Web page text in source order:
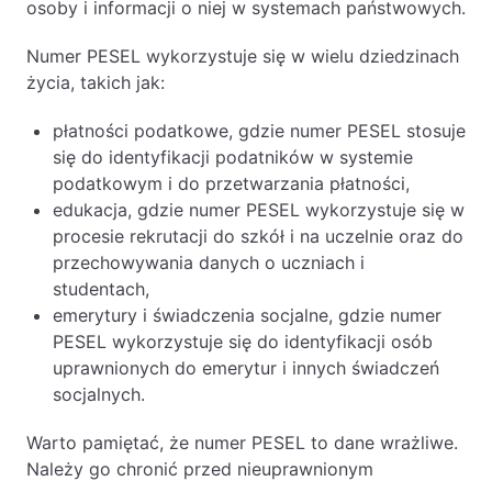
osoby i informacji o niej w systemach państwowych.
Numer PESEL wykorzystuje się w wielu dziedzinach
życia, takich jak:
płatności podatkowe, gdzie numer PESEL stosuje
się do identyfikacji podatników w systemie
podatkowym i do przetwarzania płatności,
edukacja, gdzie numer PESEL wykorzystuje się w
procesie rekrutacji do szkół i na uczelnie oraz do
przechowywania danych o uczniach i
studentach,
emerytury i świadczenia socjalne, gdzie numer
PESEL wykorzystuje się do identyfikacji osób
uprawnionych do emerytur i innych świadczeń
socjalnych.
Warto pamiętać, że numer PESEL to dane wrażliwe.
Należy go chronić przed nieuprawnionym